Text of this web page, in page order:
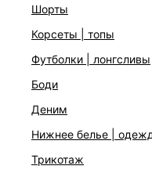
шорты
корсеты | топы
футболки | лонгсливы
боди
деним
нижнее белье |
трикотаж
Подробные условия